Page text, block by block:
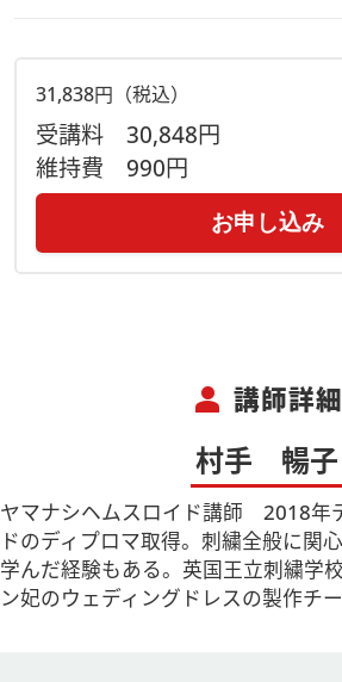
31,838円（税込）
受講料 30,848円
維持費 990円
お申し込み
person 講師詳細
村手 暢子
ヤマナシヘムスロイド講師 2018年
ドのディプロマ取得。刺繍全般に関
学んだ経験もある。英国王立刺繍学
ン妃のウェディングドレスの製作チ